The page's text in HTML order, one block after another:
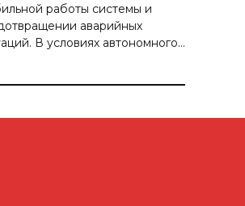
работы системы и
аварийных
В условиях автономного…